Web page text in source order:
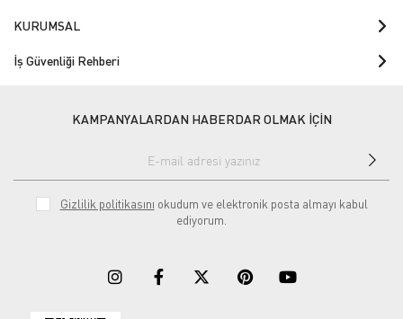
KURUMSAL
İş Güvenliği Rehberi
KAMPANYALARDAN HABERDAR OLMAK İÇİN
Gizlilik politikasını okudum ve elektronik posta almayı kabul
ediyorum.